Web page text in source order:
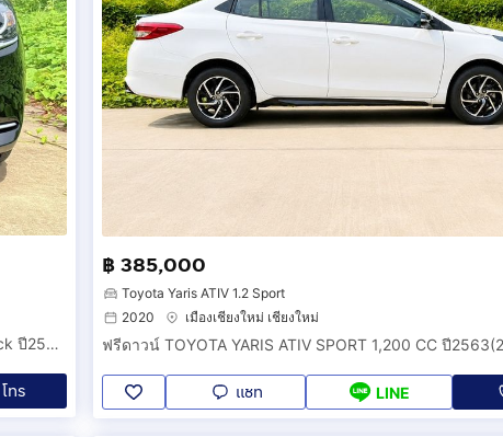
ฟรีดาวน์ MAZDA2 Skyactiv 1.3 S leather ตัวท๊อปสุด Hatcback ปี2564(จดทะเบียน2021) วิ่งเพียง 30,000 กม. มือเดียวป้ายแดง รถสวยมาก สีดำ.
โทร
฿ 385,000
Toyota Yaris ATIV 1.2 Sport
2020
เมืองเชียงใหม่ เชียงใหม่
แชท LINE